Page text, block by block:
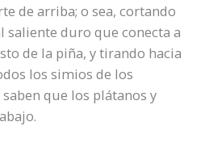
de arriba; o sea, cortando
saliente duro que conecta a
de la piña, y tirando hacia
los simios de los
que los plátanos y